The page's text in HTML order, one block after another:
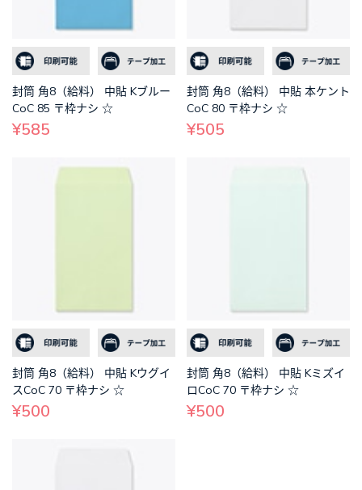
封筒 角8（給料） 中貼 Kブルー
CoC 85 〒枠ナシ ☆
¥585
封筒 角8（給料） 中貼 本ケント
CoC 80 〒枠ナシ ☆
¥505
封筒 角8（給料） 中貼 Kウグイ
スCoC 70 〒枠ナシ ☆
¥500
封筒 角8（給料） 中貼 Kミズイ
ロCoC 70 〒枠ナシ ☆
¥500